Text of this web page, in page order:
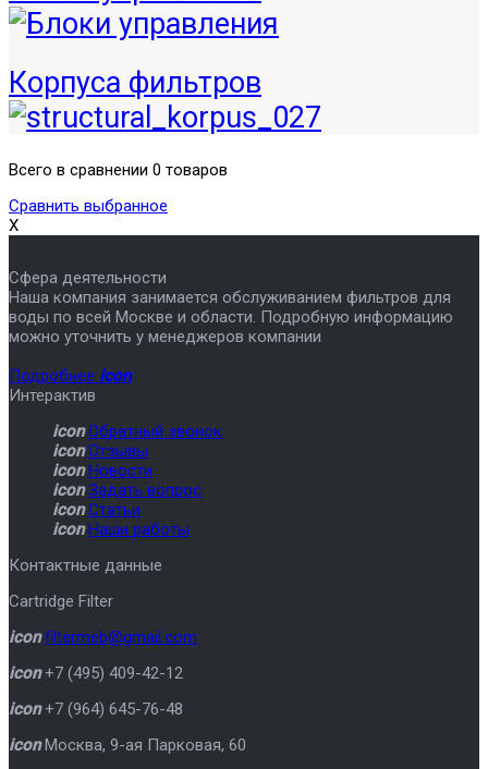
Корпуса фильтров
Всего в сравнении 0 товаров
Сравнить выбранное
X
Сфера деятельности
Наша компания занимается обслуживанием фильтров для
воды по всей Москве и области. Подробную информацию
можно уточнить у менеджеров компании
Подробнее icon
Интерактив
icon Обратный звонок
icon Отзывы
icon Новости
icon Задать вопрос
icon Статьи
icon Наши работы
Контактные данные
Cartridge Filter
icon filtermeb@gmail.com
icon +7 (495) 409-42-12
icon +7 (964) 645-76-48
icon Москва, 9-ая Парковая, 60